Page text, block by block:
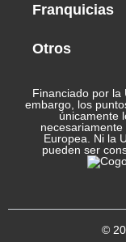
Franquicias
Otros
Financiado por la
embargo, los
únicamente
Europea. Ni la
pueden ser
©